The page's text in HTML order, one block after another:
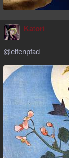
Katori
@elfenpfad